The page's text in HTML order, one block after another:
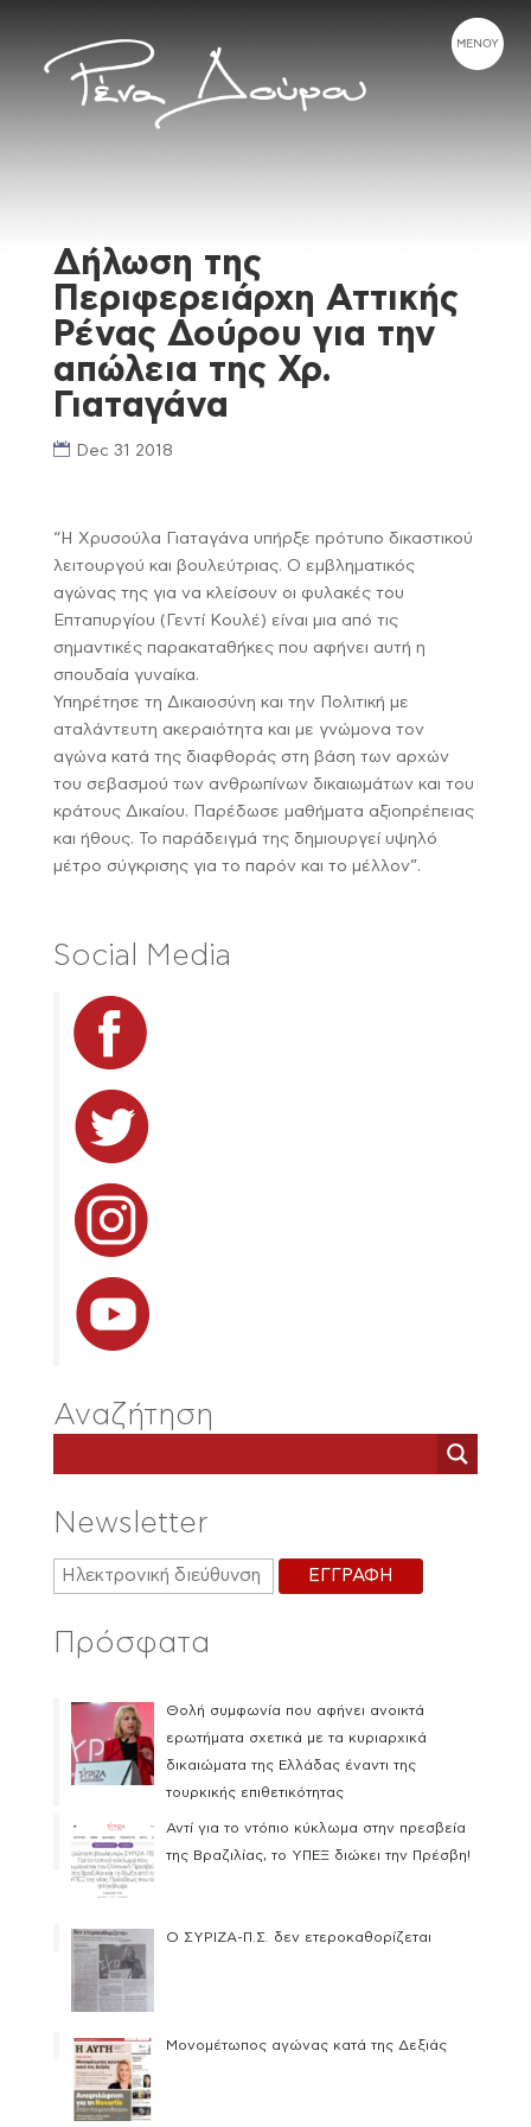
Δήλωση της
Περιφερειάρχη Αττικής
Ρένας Δούρου για την
απώλεια της Χρ.
Γιαταγάνα
Dec 31 2018
“Η Χρυσούλα Γιαταγάνα υπήρξε πρότυπο δικαστικού
λειτουργού και βουλεύτριας. Ο εμβληματικός
αγώνας της για να κλείσουν οι φυλακές του
Επταπυργίου (Γεντί Κουλέ) είναι μια από τις
σημαντικές παρακαταθήκες που αφήνει αυτή η
σπουδαία γυναίκα.
Υπηρέτησε τη Δικαιοσύνη και την Πολιτική με
αταλάντευτη ακεραιότητα και με γνώμονα τον
αγώνα κατά της διαφθοράς στη βάση των αρχών
του σεβασμού των ανθρωπίνων δικαιωμάτων και του
κράτους Δικαίου. Παρέδωσε μαθήματα αξιοπρέπειας
και ήθους. Το παράδειγμά της δημιουργεί υψηλό
μέτρο σύγκρισης για το παρόν και το μέλλον”.
Social Media
Αναζήτηση
Newsletter
Πρόσφατα
Θολή συμφωνία που αφήνει ανοικτά
ερωτήματα σχετικά με τα κυριαρχικά
δικαιώματα της Ελλάδας έναντι της
τουρκικής επιθετικότητας
Αντί για το ντόπιο κύκλωμα στην πρεσβεία
της Βραζιλίας, το ΥΠΕΞ διώκει την Πρέσβη!
Ο ΣΥΡΙΖΑ-Π.Σ. δεν ετεροκαθορίζεται
Μονομέτωπος αγώνας κατά της Δεξιάς